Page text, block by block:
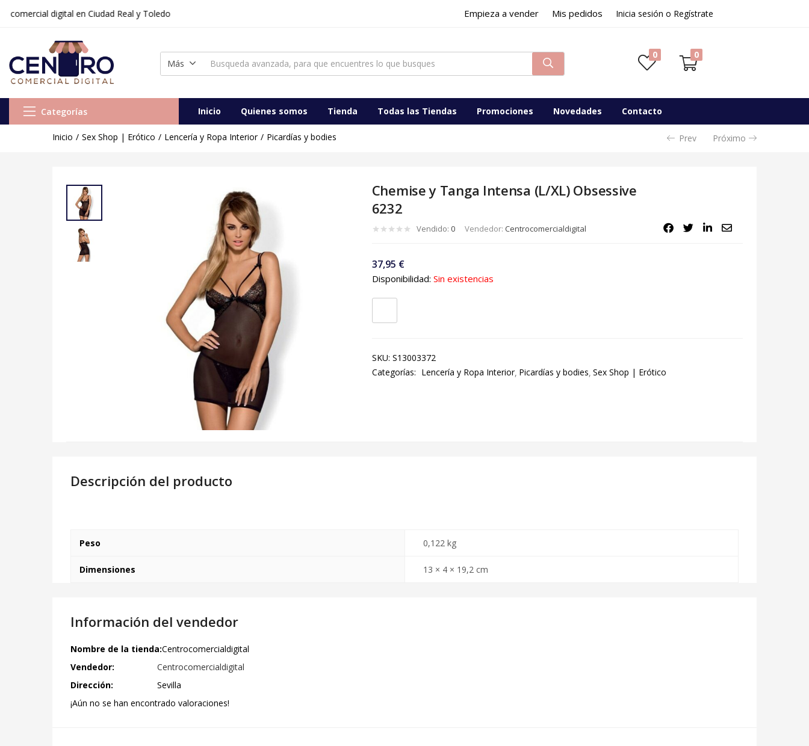
digital en Ciudad Real y Toledo Empieza a vender Mis pedidos Inicia sesión o Regístrate
Más
0 0
Categorías Inicio Quienes somos Tienda Todas las Tiendas Promociones Novedades Contacto
Inicio Sex Shop | Erótico Lencería y Ropa Interior Picardías y bodies Prev Próximo
Chemise y Tanga Intensa (L/XL) Obsessive 6232
Chemise y Tanga Intensa (L/XL) Obsessive
6232
Vendido: 0 Vendedor: Centrocomercialdigital
37,95 €
Disponibilidad: Sin existencias
SKU: S13003372
Categorías: Lencería y Ropa Interior Picardías y bodies Sex Shop | Erótico
Descripción del producto
Peso 0,122 kg
Dimensiones 13 × 4 × 19,2 cm
Información del vendedor
Nombre de la tienda:Centrocomercialdigital
Vendedor:
Centrocomercialdigital
Dirección:
Sevilla
¡Aún no se han encontrado valoraciones!